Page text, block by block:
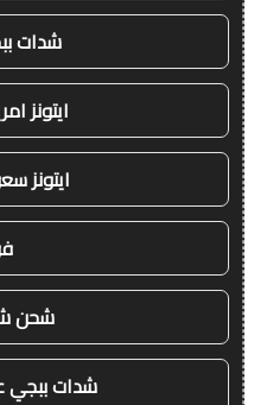
شدات
ايتونز
ايتونز
شحن
شدات ببجي